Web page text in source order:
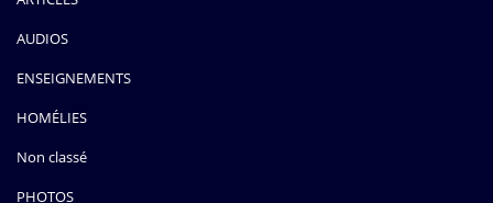
AUDIOS
ENSEIGNEMENTS
HOMÉLIES
Non classé
PHOTOS